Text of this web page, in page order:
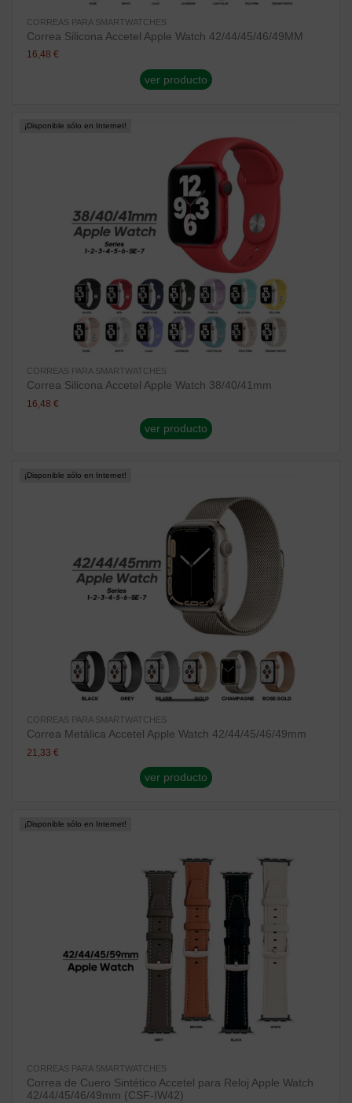
CORREAS PARA SMARTWATCHES
Correa Silicona Accetel Apple Watch 42/44/45/46/49MM
16,48 €
ver producto
¡Disponible sólo en Internet!
CORREAS PARA SMARTWATCHES
Correa Silicona Accetel Apple Watch 38/40/41mm
16,48 €
ver producto
¡Disponible sólo en Internet!
CORREAS PARA SMARTWATCHES
Correa Metálica Accetel Apple Watch 42/44/45/46/49mm
21,33 €
ver producto
¡Disponible sólo en Internet!
CORREAS PARA SMARTWATCHES
Correa de Cuero Sintético Accetel para Reloj Apple Watch
42/44/45/46/49mm (CSF-IW42)